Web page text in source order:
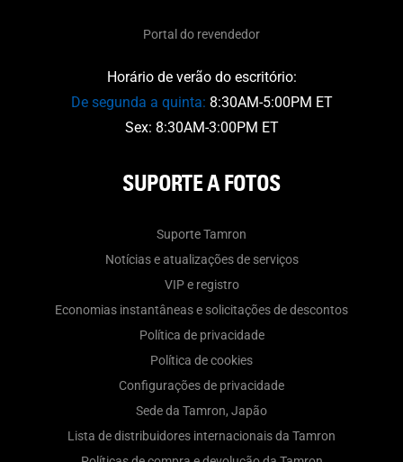
Portal do revendedor
Horário de verão do escritório:
De segunda a quinta: 8:30AM-5:00PM ET
Sex: 8:30AM-3:00PM ET
SUPORTE A FOTOS
Suporte Tamron
Notícias e atualizações de serviços
VIP e registro
Economias instantâneas e solicitações de descontos
Política de privacidade
Política de cookies
Configurações de privacidade
Sede da Tamron, Japão
Lista de distribuidores internacionais da Tamron